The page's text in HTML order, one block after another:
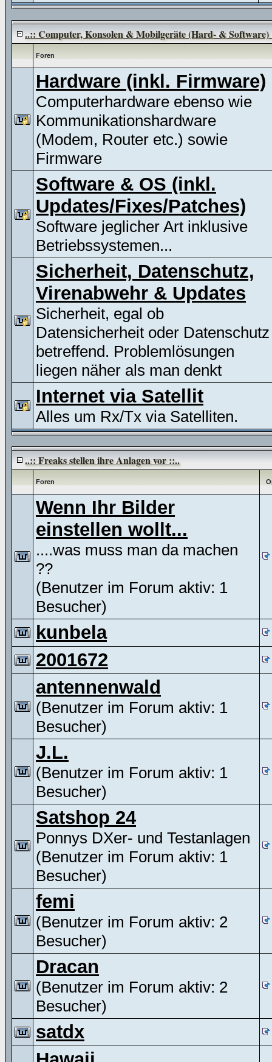
..:: Computer, Konsolen & Mobilgeräte (Hard- & Software)
Foren
Hardware (inkl. Firmware)
Computerhardware ebenso wie
Kommunikationshardware
(Modem, Router etc.) sowie
Firmware
Software & OS (inkl.
Updates/Fixes/Patches)
Software jeglicher Art inklusive
Betriebssystemen...
Sicherheit, Datenschutz,
Virenabwehr & Updates
Sicherheit, egal ob
Datensicherheit oder Datenschutz
betreffend. Problemlösungen
liegen näher als man denkt
Internet via Satellit
Alles um Rx/Tx via Satelliten.
..:: Freaks stellen ihre Anlagen vor ::..
Foren
Wenn Ihr Bilder
einstellen wollt...
....was muss man da machen
??
(Benutzer im Forum aktiv: 1
Besucher)
kunbela
2001672
antennenwald
(Benutzer im Forum aktiv: 1
Besucher)
J.L.
(Benutzer im Forum aktiv: 1
Besucher)
Satshop 24
Ponnys DXer- und Testanlagen
(Benutzer im Forum aktiv: 1
Besucher)
femi
(Benutzer im Forum aktiv: 2
Besucher)
Dracan
(Benutzer im Forum aktiv: 2
Besucher)
satdx